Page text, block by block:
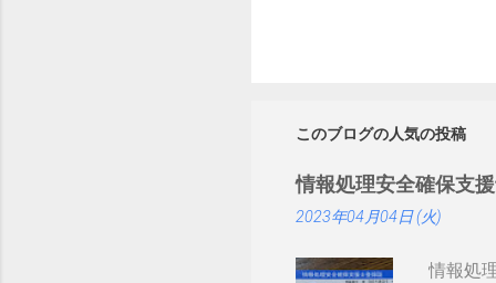
このブログの人気の投稿
情報処理安全確保支
2023年04月04日 (火)
情報処